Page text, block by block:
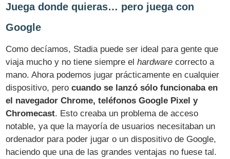
Juega donde quieras… pero juega con
Google
Como decíamos, Stadia puede ser ideal para gente que
viaja mucho y no tiene siempre elhardware correcto a
mano. Ahora podemos jugar prácticamente en cualquier
dispositivo, perocuando se lanzó sólo funcionaba en
el navegador Chrome, teléfonos Google Pixel y
Chromecast. Esto creaba un problema de acceso
notable, ya que la mayoría de usuarios necesitaban un
ordenador para poder jugar o un dispositivo de Google,
haciendo que una de las grandes ventajas no fuese tal.